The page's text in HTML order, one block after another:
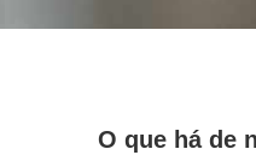
O que há de